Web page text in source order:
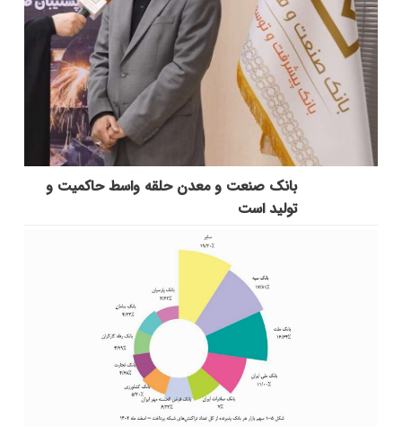
بانك صنعت و معدن حلقه واسط حاكمیت و
تولید است